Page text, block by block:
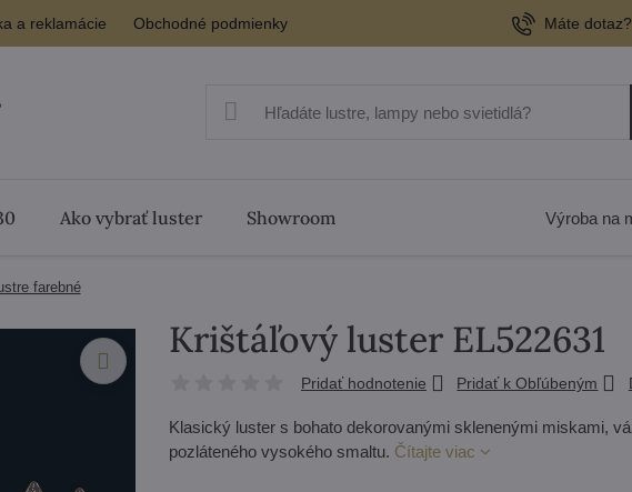
a reklamácie Obchodné podmienky Máte
Ako vybrať luster Showroom Výroba na
farebné
Krištáľový luster EL522631
Pridať hodnotenie Pridať k Obľúbeným
Klasický luster s bohato dekorovanými sklenenými miskami,
pozláteného vysokého smaltu. Čítajte viac